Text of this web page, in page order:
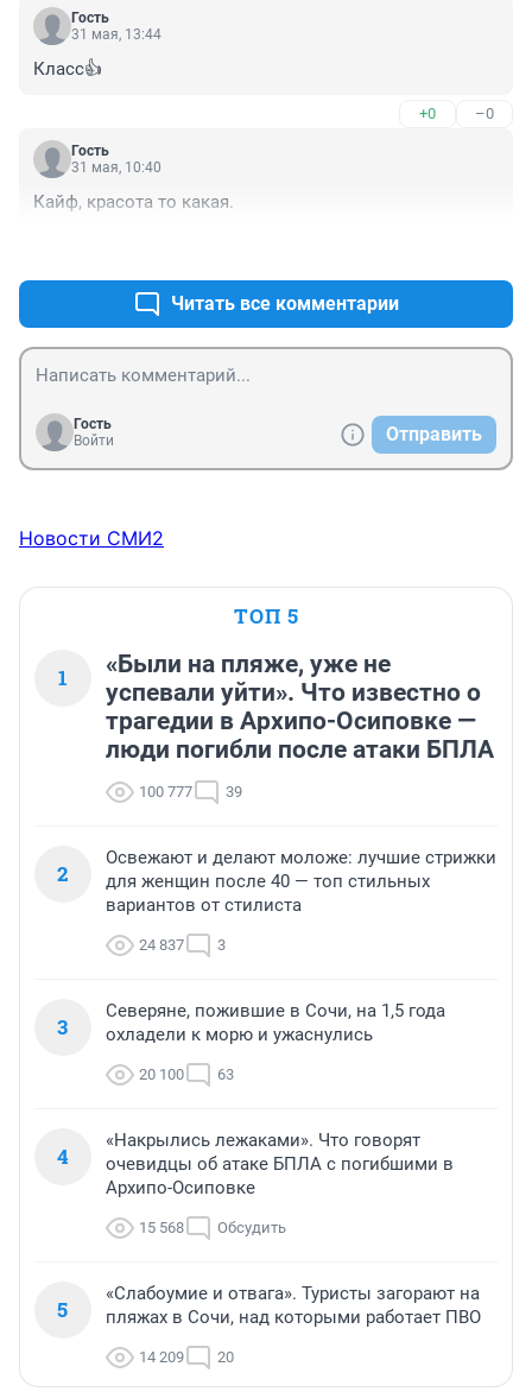
Гость
31 мая, 13:44
Класс👍
+0 –0
Гость
31 мая, 10:40
Кайф, красота то какая.
Читать все комментарии
Гость
Войти
Отправить
Новости СМИ2
ТОП 5
1
«Были на пляже, уже не
успевали уйти». Что известно о
трагедии в Архипо-Осиповке —
люди погибли после атаки БПЛА
100 777 39
2
Освежают и делают моложе: лучшие стрижки
для женщин после 40 — топ стильных
вариантов от стилиста
24 837 3
3
Северяне, пожившие в Сочи, на 1,5 года
охладели к морю и ужаснулись
20 100 63
4
«Накрылись лежаками». Что говорят
очевидцы об атаке БПЛА с погибшими в
Архипо-Осиповке
15 568 Обсудить
5
«Слабоумие и отвага». Туристы загорают на
пляжах в Сочи, над которыми работает ПВО
14 209 20